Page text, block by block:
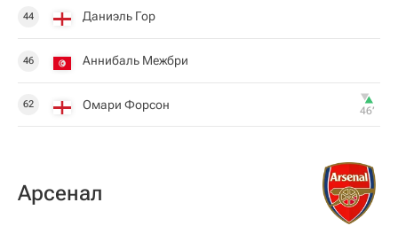
44 Даниэль Гор
46 Аннибаль Межбри
62 Омари Форсон 46‎’‎
Арсенал